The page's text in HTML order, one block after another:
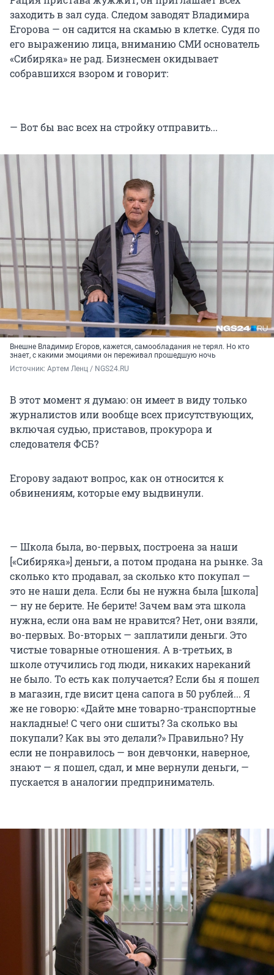
заходить в зал суда. Следом заводят Владимира
Егорова — он садится на скамью в клетке. Судя по
его выражению лица, вниманию СМИ основатель
«Сибиряка» не рад. Бизнесмен окидывает
собравшихся взором и говорит:
— Вот бы вас всех на стройку отправить...
Внешне Владимир Егоров, кажется, самообладания не терял. Но кто
знает, с какими эмоциями он переживал прошедшую ночь
Источник: Артем Ленц / NGS24.RU
В этот момент я думаю: он имеет в виду только
журналистов или вообще всех присутствующих,
включая судью, приставов, прокурора и
следователя ФСБ?
Егорову задают вопрос, как он относится к
обвинениям, которые ему выдвинули.
— Школа была, во-первых, построена за наши
[«Сибиряка»] деньги, а потом продана на рынке. За
сколько кто продавал, за сколько кто покупал —
это не наши дела. Если бы не нужна была [школа]
— ну не берите. Не берите! Зачем вам эта школа
нужна, если она вам не нравится? Нет, они взяли,
во-первых. Во-вторых — заплатили деньги. Это
чистые товарные отношения. А в-третьих, в
школе отучились год люди, никаких нареканий
не было. То есть как получается? Если бы я пошел
в магазин, где висит цена сапога в 50 рублей... Я
же не говорю: «Дайте мне товарно-транспортные
накладные! С чего они сшиты? За сколько вы
покупали? Как вы это делали?» Правильно? Ну
если не понравилось — вон девчонки, наверное,
знают — я пошел, сдал, и мне вернули деньги, —
пускается в аналогии предприниматель.